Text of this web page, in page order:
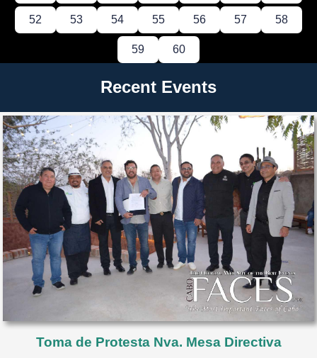
52 53 54 55 56 57 58
59 60
Recent Events
Toma de Protesta Nva. Mesa Directiva